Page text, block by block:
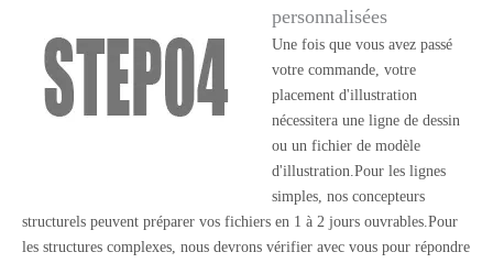
personnalisées
Une fois que vous avez passé
votre commande, votre
placement d'illustration
nécessitera une ligne de dessin
ou un fichier de modèle
d'illustration.Pour les lignes
simples, nos concepteurs
structurels peuvent préparer vos fichiers en 1 à 2 jours ouvrables.Pour
les structures complexes, nous devrons vérifier avec vous pour répondre